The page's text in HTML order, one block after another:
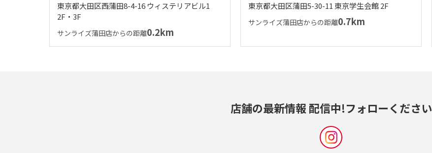
東京都大田区西蒲田8-4-16 ウィステリアビル1
2F・3F
サンライズ蒲田店からの距離0.2km
東京都大田区蒲田5-30-11 東京学生会館 2F
サンライズ蒲田店からの距離0.7km
店舗の最新情報 配信中!フォローください